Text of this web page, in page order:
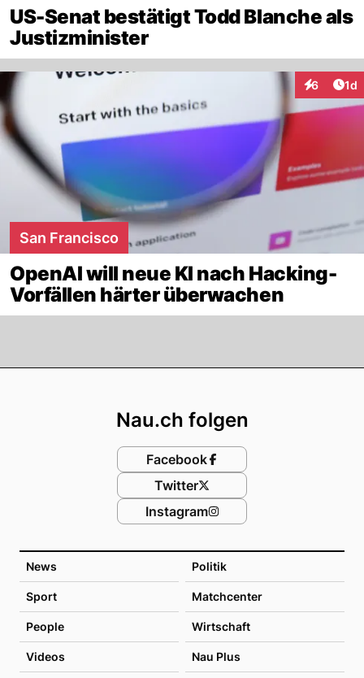
US-Senat bestätigt Todd Blanche als
Justizminister
6 1d
San Francisco
OpenAI will neue KI nach Hacking-
Vorfällen härter überwachen
News Politik
Sport Matchcenter
People Wirtschaft
Videos Nau Plus
Nau.ch folgen
Facebook
Twitter
Instagram